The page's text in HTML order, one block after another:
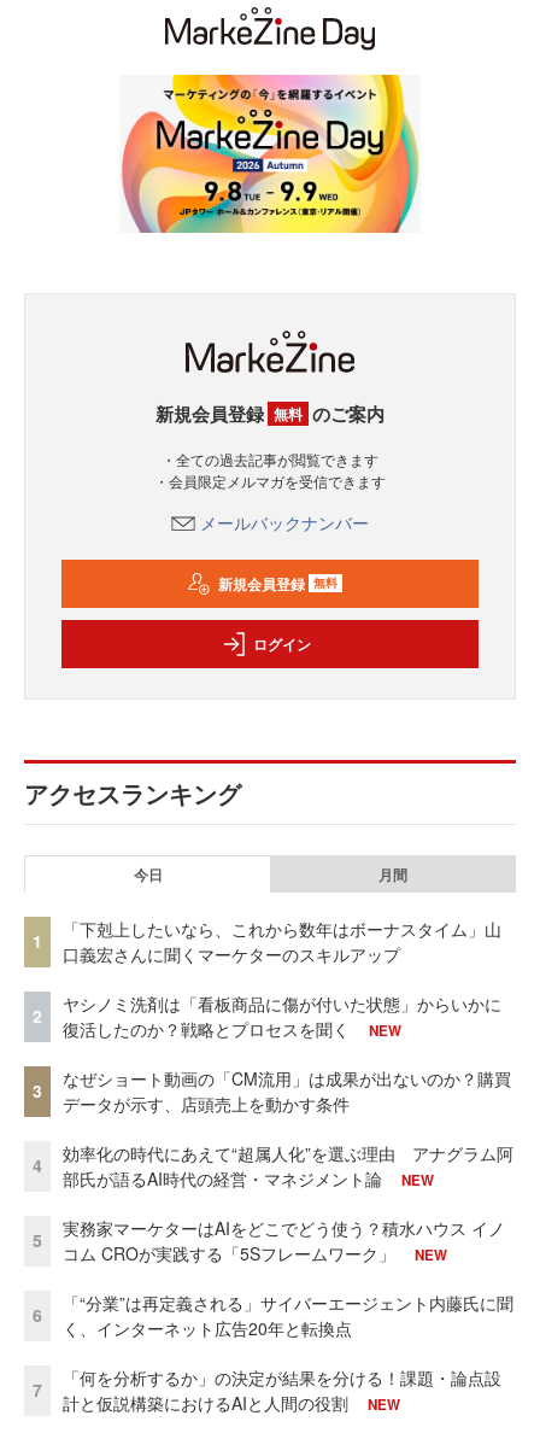
新規会員登録 無料 のご案内
・全ての過去記事が閲覧できます
・会員限定メルマガを受信できます
メールバックナンバー
新規会員登録 無料
ログイン
アクセスランキング
今日 月間
1
「下剋上したいなら、これから数年はボーナスタイム」山
口義宏さんに聞くマーケターのスキルアップ
2
ヤシノミ洗剤は「看板商品に傷が付いた状態」からいかに
復活したのか？戦略とプロセスを聞く
NEW
3
なぜショート動画の「CM流用」は成果が出ないのか？購買
データが示す、店頭売上を動かす条件
4
効率化の時代にあえて“超属人化”を選ぶ理由 アナグラム阿
部氏が語るAI時代の経営・マネジメント論
NEW
5
実務家マーケターはAIをどこでどう使う？積水ハウス イノ
コム CROが実践する「5Sフレームワーク」
NEW
6
「“分業”は再定義される」サイバーエージェント内藤氏に聞
く、インターネット広告20年と転換点
7
「何を分析するか」の決定が結果を分ける！課題・論点設
計と仮説構築におけるAIと人間の役割
NEW